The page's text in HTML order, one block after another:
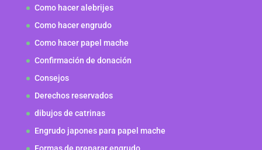
Como hacer alebrijes
Como hacer engrudo
Como hacer papel mache
Confirmación de donación
Consejos
Derechos reservados
dibujos de catrinas
Engrudo japones para papel mache